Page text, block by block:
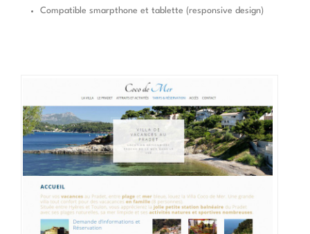
Compatible smarpthone et tablette (responsive design)